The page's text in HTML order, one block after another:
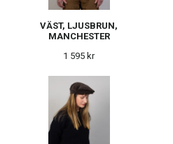
VÄST, LJUSBRUN,
MANCHESTER
1 595 kr